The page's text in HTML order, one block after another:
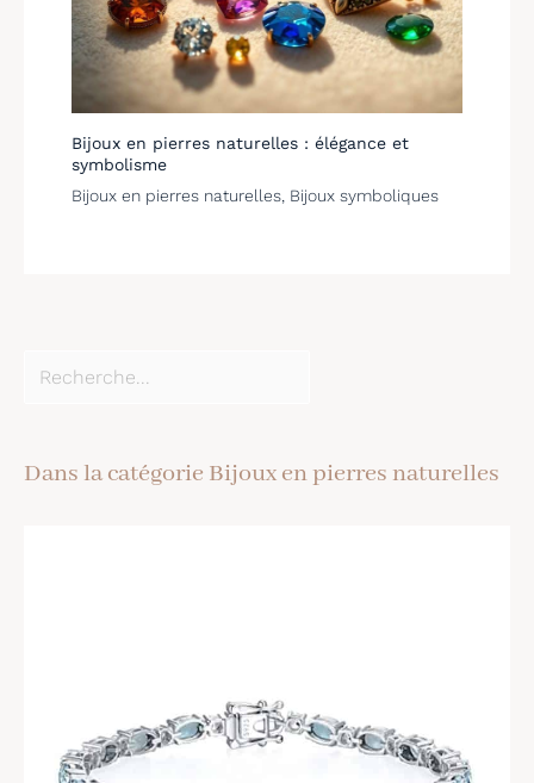
Bijoux en pierres naturelles : élégance et
symbolisme
Bijoux en pierres naturelles, Bijoux symboliques
Dans la catégorie Bijoux en pierres naturelles